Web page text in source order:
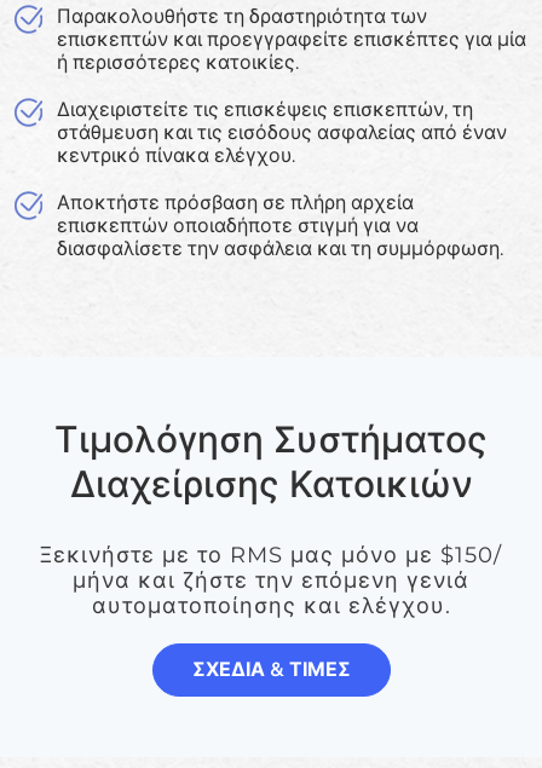
Παρακολουθήστε τη δραστηριότητα των
επισκεπτών και προεγγραφείτε επισκέπτες για μία
ή περισσότερες κατοικίες.
Διαχειριστείτε τις επισκέψεις επισκεπτών, τη
στάθμευση και τις εισόδους ασφαλείας από έναν
κεντρικό πίνακα ελέγχου.
Αποκτήστε πρόσβαση σε πλήρη αρχεία
επισκεπτών οποιαδήποτε στιγμή για να
διασφαλίσετε την ασφάλεια και τη συμμόρφωση.
Τιμολόγηση Συστήματος
Διαχείρισης Κατοικιών
Ξεκινήστε με το RMS μας μόνο με $150/
μήνα και ζήστε την επόμενη γενιά
αυτοματοποίησης και ελέγχου.
ΣΧΕΔΙΑ & ΤΙΜΕΣ